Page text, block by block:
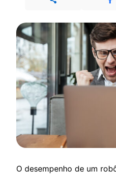
O desempenho de um